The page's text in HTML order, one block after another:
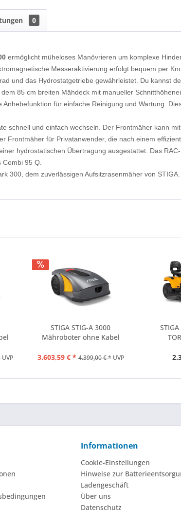
0
ermöglicht müheloses Manövrieren um komplexe
Messeraktivierung erfolgt bequem per
und das Hydrostatgetriebe gewährleistet. Du kannst
85 cm breiten Mähdeck mit manueller
für einfache Reinigung und Wartung.
schnell und einfach wechseln. Der Frontmäher kann
Frontmäher für Privatanwender, die nach einem
hydrostatischen Übertragung ausgestattet. Das
Combi 95 Q.
300, dem zuverlässigen Aufsitzrasenmäher von STIGA.
UVP
STIGA STIG-A 3000
Mähroboter ohne Kabel
3.603,59 € * 4.399,00 € *UVP
Informationen
Cookie-Einstellungen
Hinweise zur
Ladengeschäft
Über uns
Datenschutz